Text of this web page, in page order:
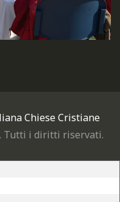
Chiese Cristiane
. Tutti i diritti riservati.